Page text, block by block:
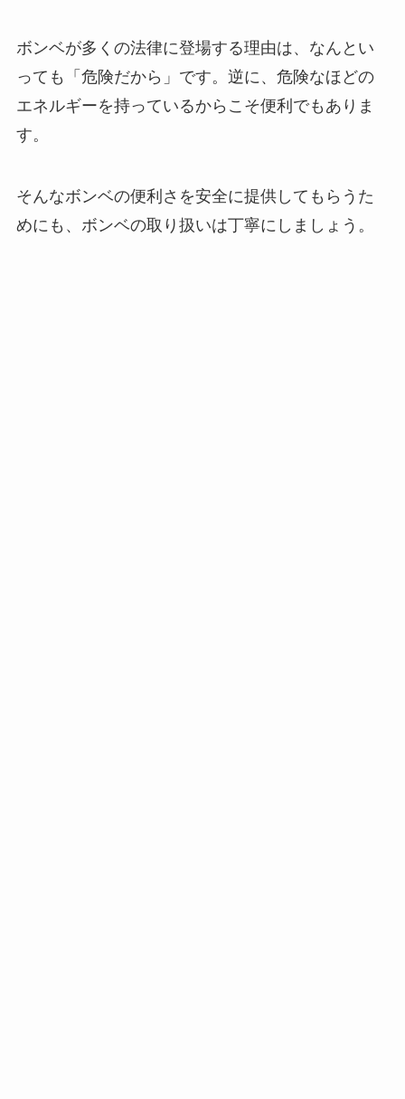
ボンベが多くの法律に登場する理由は、なんとい
っても「危険だから」です。逆に、危険なほどの
エネルギーを持っているからこそ便利でもありま
す。
そんなボンベの便利さを安全に提供してもらうた
めにも、ボンベの取り扱いは丁寧にしましょう。